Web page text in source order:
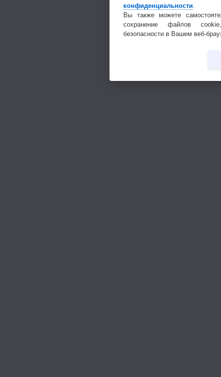
конфиденциальности
Вы также можете
сохранение файлов
безопасности в Вашем веб-